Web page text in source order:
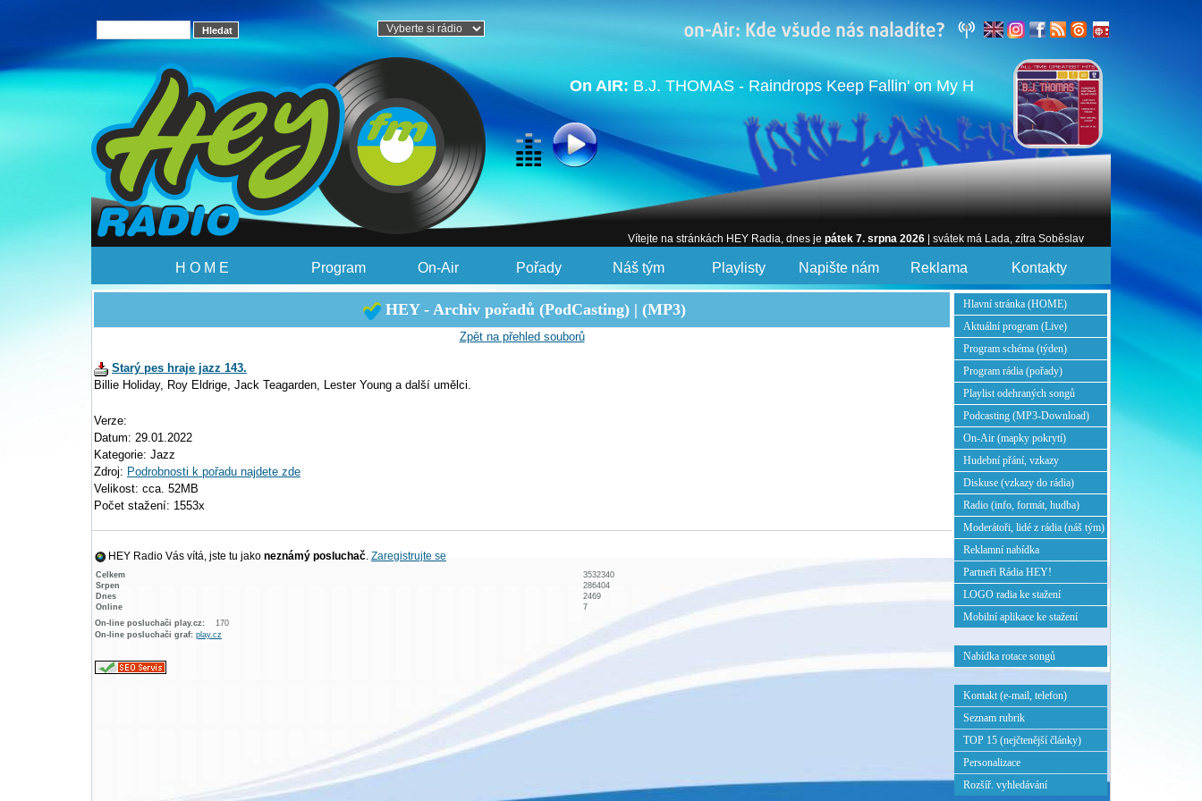
On AIR: B.J. THOMAS - Raindrops Keep Fallin' on My H
Vítejte na stránkách HEY Radia, dnes je pátek 7. srpna 2026 | svátek má Lada, zítra Soběslav
H O M E Program On-Air Pořady Náš tým Playlisty Napište nám Reklama Kontakty
HEY - Archiv pořadů (PodCasting) | (MP3)
Zpět na přehled souborů
Starý pes hraje jazz 143.
Billie Holiday, Roy Eldrige, Jack Teagarden, Lester Young a další umělci.
Verze:
Datum: 29.01.2022
Kategorie: Jazz
Zdroj: Podrobnosti k pořadu najdete zde
Velikost: cca. 52MB
Počet stažení: 1553x
HEY Radio Vás vítá, jste tu jako neznámý posluchač. Zaregistrujte se
Celkem
3532340
Srpen
286404
Dnes
2469
Online
7
On-line posluchači play.cz:
170
On-line posluchači graf: play.cz
Hlavní stránka (HOME)
Aktuální program (Live)
Program schéma (týden)
Program rádia (pořady)
Playlist odehraných songů
Podcasting (MP3-Download)
On-Air (mapky pokrytí)
Hudební přání, vzkazy
Diskuse (vzkazy do rádia)
Radio (info, formát, hudba)
Moderátoři, lidé z rádia (náš tým)
Reklamní nabídka
Partneři Rádia HEY!
LOGO radia ke stažení
Mobilní aplikace ke stažení
Nabídka rotace songů
Kontakt (e-mail, telefon)
Seznam rubrik
TOP 15 (nejčtenější články)
Personalizace
Rozšíř. vyhledávání